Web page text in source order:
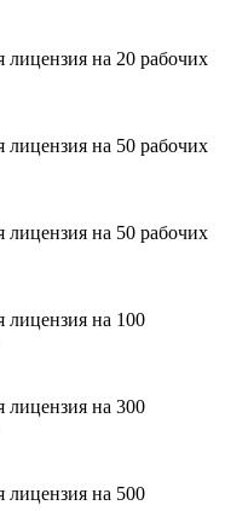
на 20 рабочих
на 50 рабочих
на 50 рабочих
на 100
на 300
на 500